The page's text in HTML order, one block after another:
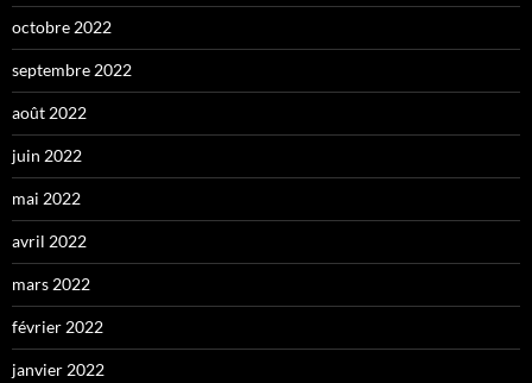
octobre 2022
septembre 2022
août 2022
juin 2022
mai 2022
avril 2022
mars 2022
février 2022
janvier 2022